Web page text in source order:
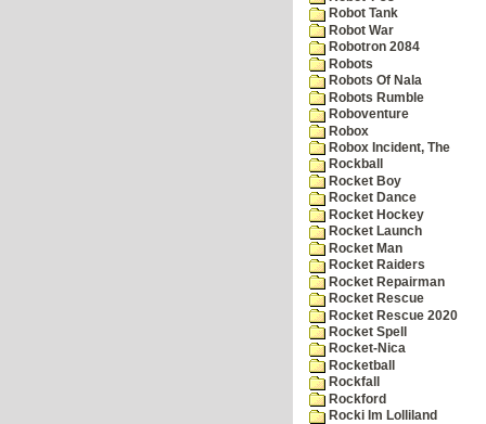
Robot Tank
Robot War
Robotron 2084
Robots
Robots Of Nala
Robots Rumble
Roboventure
Robox
Robox Incident, The
Rockball
Rocket Boy
Rocket Dance
Rocket Hockey
Rocket Launch
Rocket Man
Rocket Raiders
Rocket Repairman
Rocket Rescue
Rocket Rescue 2020
Rocket Spell
Rocket-Nica
Rocketball
Rockfall
Rockford
Rocki Im Lolliland